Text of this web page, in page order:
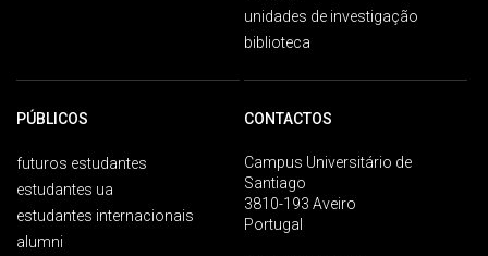
unidades de investigação
biblioteca
PÚBLICOS
futuros estudantes
estudantes ua
estudantes internacionais
alumni
CONTACTOS
Campus Universitário de
Santiago
3810-193 Aveiro
Portugal